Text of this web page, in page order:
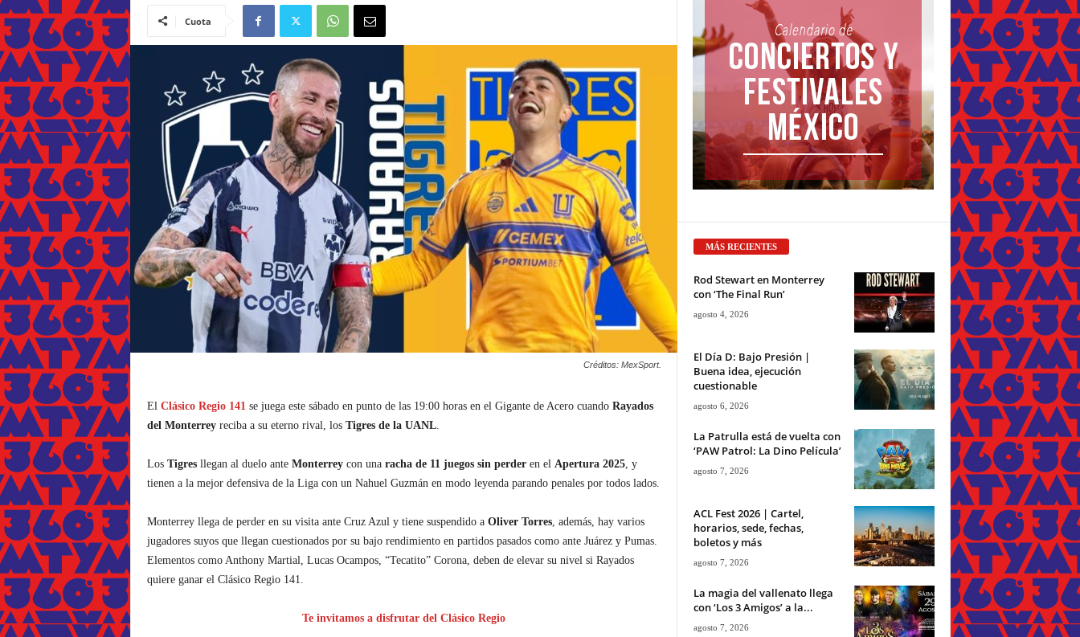
Cuota
Créditos: MexSport.
El Clásico Regio 141se juega este sábado en punto de las 19:00 horas en el Gigante de Acero cuando Rayados
del Monterreyreciba a su eterno rival, los Tigres de la UANL.
Los Tigres llegan al duelo ante Monterrey con una racha de 11 juegos sin perder en el Apertura 2025, y
tienen a la mejor defensiva de la Liga con un Nahuel Guzmán en modo leyenda parando penales por todos lados.
Monterrey llega de perder en su visita ante Cruz Azul y tiene suspendido a Oliver Torres, además, hay varios
jugadores suyos que llegan cuestionados por su bajo rendimiento en partidos pasados como ante Juárez y Pumas.
Elementos como Anthony Martial, Lucas Ocampos, “Tecatito” Corona, deben de elevar su nivel si Rayados
quiere ganar el Clásico Regio 141.
Te invitamos a disfrutar del Clásico Regio
MÁS RECIENTES
Rod Stewart en Monterrey
con ‘The Final Run’
agosto 4, 2026
El Día D: Bajo Presión |
Buena idea, ejecución
cuestionable
agosto 6, 2026
La Patrulla está de vuelta con
‘PAW Patrol: La Dino Película’
agosto 7, 2026
ACL Fest 2026 | Cartel,
horarios, sede, fechas,
boletos y más
agosto 7, 2026
La magia del vallenato llega
con ‘Los 3 Amigos’ a la...
agosto 7, 2026